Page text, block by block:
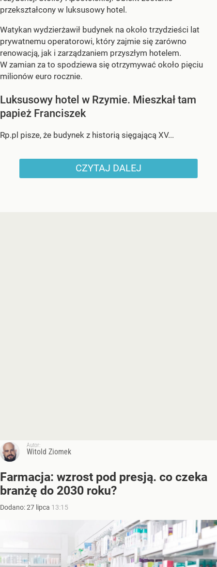
przekształcony w luksusowy hotel.
Watykan wydzierżawił budynek na około trzydzieści lat
prywatnemu operatorowi, który zajmie się zarówno
renowacją, jak i zarządzaniem przyszłym hotelem.
W zamian za to spodziewa się otrzymywać około pięciu
milionów euro rocznie.
Luksusowy hotel w Rzymie. Mieszkał tam
papież Franciszek
Rp.pl pisze, że budynek z historią sięgającą XV...
CZYTAJ DALEJ
Autor:
Witold Ziomek
Farmacja: wzrost pod presją. co czeka
branżę do 2030 roku?
Dodano:27 lipca 13:15